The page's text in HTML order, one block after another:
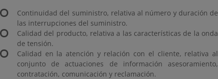
Continuidad del suministro, relativa al número y duración de
las interrupciones del suministro.
Calidad del producto, relativa a las características de la onda
de tensión.
Calidad en la atención y relación con el cliente, relativa al
conjunto de actuaciones de información asesoramiento,
contratación, comunicación y reclamación.